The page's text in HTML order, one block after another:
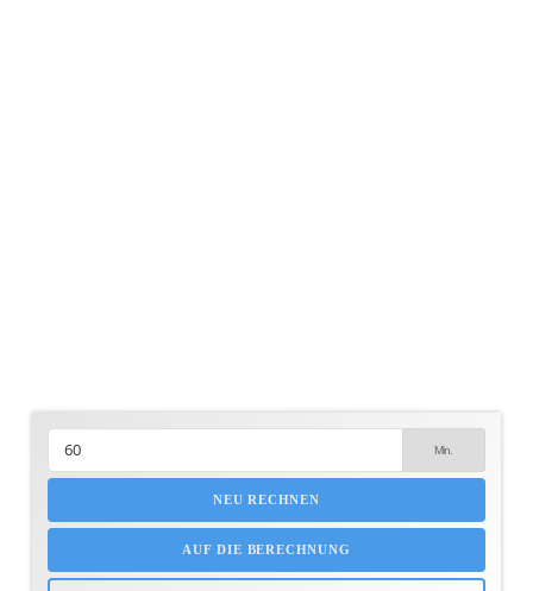
NEU RECHNEN
AUF DIE BERECHNUNG